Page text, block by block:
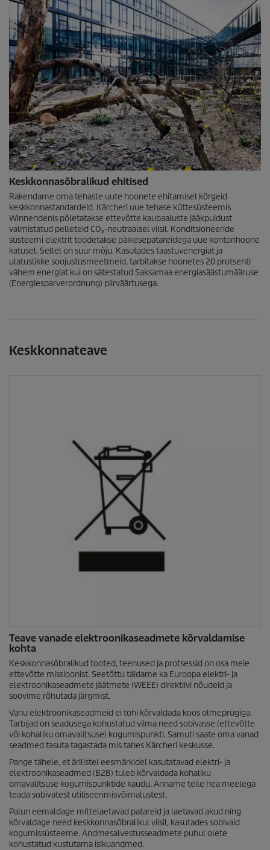
Keskkonnasõbralikud ehitised
Rakendame oma tehaste uute hoonete ehitamisel kõrgeid
keskkonnastandardeid. Kärcheri uue tehase küttesüsteemis
Winnendenis põletatakse ettevõtte kaubaaluste jääkpuidust
valmistatud pelleteid CO₂-neutraalsel viisil. Konditsioneeride
süsteemi elektrit toodetakse päikesepatareidega uue kontorihoone
katusel. Sellel on suur mõju. Kasutades taastuvenergiat ja
ulatuslikke soojustusmeetmeid, tarbitakse hoonetes 20 protsenti
vähem energiat kui on sätestatud Saksamaa energiasäästumääruse
(Energiesparverordnung) piirväärtusega.
Keskkonnateave
Teave vanade elektroonikaseadmete kõrvaldamise
kohta
Keskkonnasõbralikud tooted, teenused ja protsessid on osa meie
ettevõtte missioonist. Seetõttu täidame ka Euroopa elektri- ja
elektroonikaseadmete jäätmete (WEEE) direktiivi nõudeid ja
soovime rõhutada järgmist.
Vanu elektroonikaseadmeid ei tohi kõrvaldada koos olmeprügiga.
Tarbijad on seadusega kohustatud viima need sobivasse (ettevõtte
või kohaliku omavalitsuse) kogumispunkti. Samuti saate oma vanad
seadmed tasuta tagastada mis tahes Kärcheri keskusse.
Pange tähele, et ärilistel eesmärkidel kasutatavad elektri- ja
elektroonikaseadmed (B2B) tuleb kõrvaldada kohaliku
omavalitsuse kogumispunktide kaudu. Anname teile hea meelega
teada sobivatest utiliseerimisvõimalustest.
Palun eemaldage mittelaetavad patareid ja laetavad akud ning
kõrvaldage need keskkonnasõbralikul viisil, kasutades sobivaid
kogumissüsteeme. Andmesalvestusseadmete puhul olete
kohustatud kustutama isikuandmed.